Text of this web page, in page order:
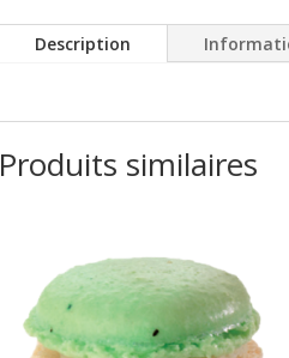
Description
Produits similaires